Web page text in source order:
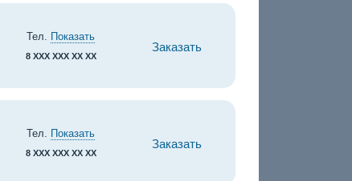
Тел. Показать
8 XXX XXX XX XX
Заказать
Тел. Показать
8 XXX XXX XX XX
Заказать